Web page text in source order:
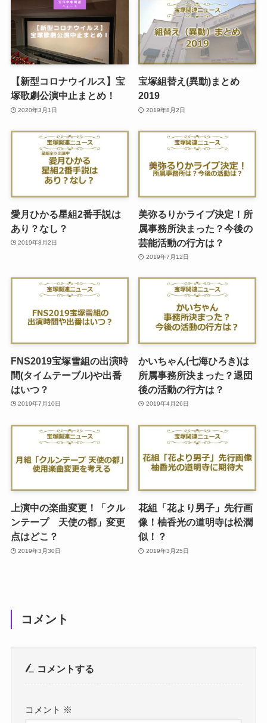
【新型コロナウイルス】宝
塚歌劇公演中止まとめ！
2020年3月1日
宝塚組替え(異動)まとめ
2019
2019年8月2日
愛月ひかる星組2番手説は
あり？なし？
2019年8月2日
美弥るりかライブ決定！所
属事務所決まった？今後の
芸能活動の行方は？
2019年7月12日
FNS2019宝塚雪組の出演時
間(タイムテーブル)や出番
はいつ？
2019年7月10日
かいちゃん(七海ひろき)は
所属事務所決まった？退団
後の活動の行方は？
2019年4月26日
上演中の楽曲変更！「クル
ンテープ 天使の都」変更
点はどこ？
2019年3月30日
花組「花より男子」先行画
像！柚香光の道明寺は松潤
似！？
2019年3月25日
コメント
コメントする
コメント ※